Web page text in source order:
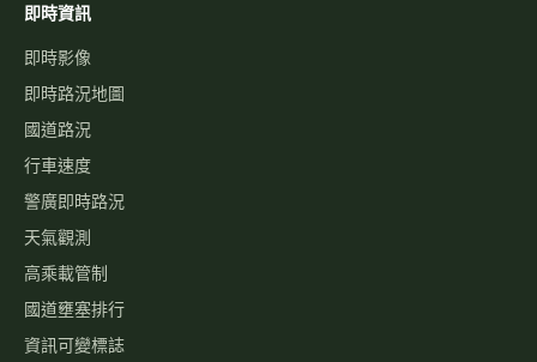
即時資訊
即時影像
即時路況地圖
國道路況
行車速度
警廣即時路況
天氣觀測
高乘載管制
國道壅塞排行
資訊可變標誌